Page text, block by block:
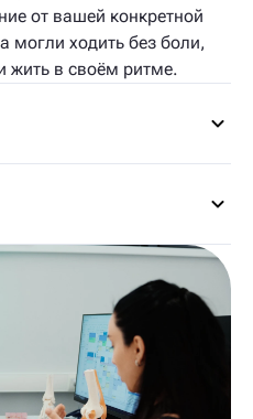
от вашей конкретной
могли ходить без боли,
жить в своём ритме.